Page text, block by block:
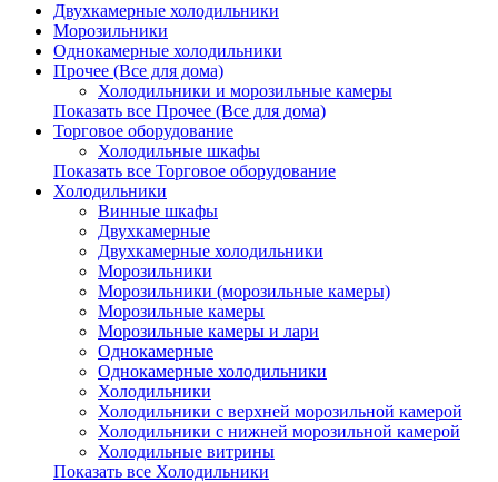
Двухкамерные холодильники
Морозильники
Однокамерные холодильники
Прочее (Все для дома)
Холодильники и морозильные камеры
Показать все Прочее (Все для дома)
Торговое оборудование
Холодильные шкафы
Показать все Торговое оборудование
Холодильники
Винные шкафы
Двухкамерные
Двухкамерные холодильники
Морозильники
Морозильники (морозильные камеры)
Морозильные камеры
Морозильные камеры и лари
Однокамерные
Однокамерные холодильники
Холодильники
Холодильники с верхней морозильной камерой
Холодильники с нижней морозильной камерой
Холодильные витрины
Показать все Холодильники